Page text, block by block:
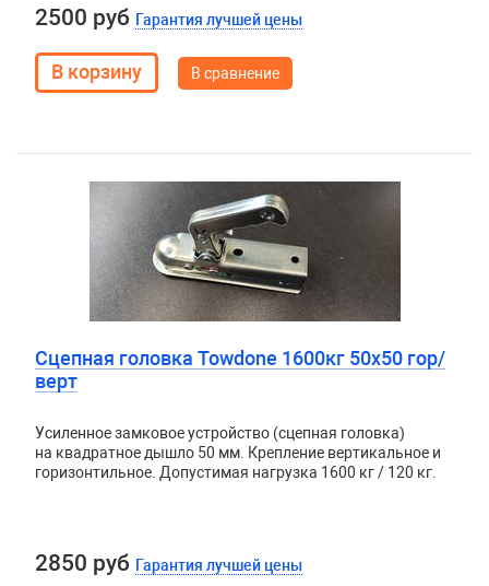
2500 руб Гарантия лучшей цены
В сравнение
Сцепная головка Towdone 1600кг 50х50 гор/
верт
Усиленное замковое устройство (сцепная головка)
на квадратное дышло 50 мм. Крепление вертикальное и
горизонтильное. Допустимая нагрузка 1600 кг / 120 кг.
2850 руб Гарантия лучшей цены